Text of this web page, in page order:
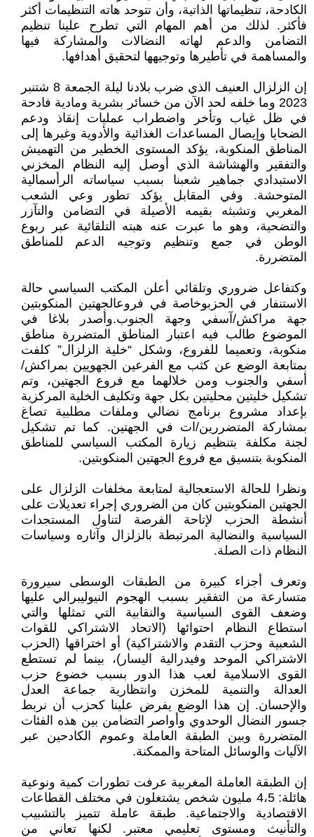
الكادحة، تنظيماتها الذاتية، وأن تتوحد هاته التنظيمات أكثر
فأكثر. لذلك من أهم المهام التي تطرح علينا تنظيم
التضامن والدعم لهاته النضالات والمشاركة فيها
والمساهمة في تأطيرها وتوجيهها لتحقيق أهدافها.
إن الزلزال العنيف الذي ضرب بلادنا ليلة الجمعة 8 شتنبر
2023 وما خلفه لحد الآن من خسائر بشرية ومادية فادحة
في ظل غياب وتأخر واضطراب عمليات إنقاذ ودعم
الضحايا وإيصال المساعدات الغذائية والأدوية وغيرها إلى
المناطق المنكوبة، يؤكد المستوى الخطير من التهميش
والتفقير والهشاشة الذي أوصل إليه النظام المخزني
الاستبدادي جماهير شعبنا بسبب سياساته الرأسمالية
المتوحشة. وفي المقابل يؤكد تطور وعي الشعب
المغربي وتشبثه بقيمه الأصيلة في التضامن والتآزر
والتضحية، وهو ما عبرت عنه هبته التلقائية عبر ربوع
الوطن في جمع وتنظيم وتوجيه الدعم للمناطق
المتضررة.
وكتفاعل ضروري وتلقائي أعلن المكتب السياسي حالة
الاستنفار في الحزبوخاصة في فروعالجهتين المنكوبتين
جهة مراكش/آسفي وجهة الجنوب.وأصدر بلاغا في
الموضوع طالب فيه اعتبار المناطق المتضررة مناطق
منكوبة، وتعميما للفروع، وشكل “خلية الزلزال” كلفت
بمتابعة الوضع عن كثب مع الفرعين الجهويين بمراكش/
أسفي والجنوب ومن خلالهما مع فروع الجهتين، وتم
تشكيل خليتين محليتين بكل جهة وتكليف الخلية المركزية
بإعداد مشروع برنامج نضالي وملفات مطلبية تصاغ
بمشاركة المتضررين/ات في الجهتين. كما تم تشكيل
لجنة مكلفة بتنظيم زيارة المكتب السياسي للمناطق
المنكوبة بتنسيق مع فروع الجهتين المنكوبتين.
ونظرا للحالة الاستعجالية لمتابعة مخلفات الزلزال على
الجهتين المنكوبتين كان من الضروري إجراء تعديلات على
أنشطة الحزب لإتاحة الفرصة لتناول المستجدات
السياسية والنضالية المرتبطة بالزلزال وآثاره وسياسات
النظام ذات الصلة.
وتعرف أجزاء كبيرة من الطبقات الوسطى سيرورة
متسارعة من التفقير بسبب الهجوم النيوليبرالي عليها
وضعف القوى السياسية والنقابية التي تمثلها والتي
استطاع النظام احتوائها (الاتحاد الاشتراكي للقوات
الشعبية وحزب التقدم والاشتراكية) أو اختراقها (الحزب
الاشتراكي الموحد وفيدرالية اليسار)، بينما لم تستطع
القوى الاسلامية لعب هذا الدور بسبب خضوع حزب
العدالة والتنمية للمخزن وانتظارية جماعة العدل
والإحسان. إن هذا الوضع يفرض علينا كحزب أن نربط
جسور النضال الوحدوي وأواصر التضامن بين هذه الفئات
المتضررة وبين الطبقة العاملة وعموم الكادحين عبر
الآليات والوسائل المتاحة والممكنة.
إن الطبقة العاملة المغربية عرفت تطورات كمية ونوعية
هائلة: 4،5 مليون شخص يشتغلون في مختلف القطاعات
الاقتصادية والاجتماعية. طبقة عاملة تتميز بالتشبيب
والتأنيث ومستوى تعليمي معتبر. لكنها تعاني من